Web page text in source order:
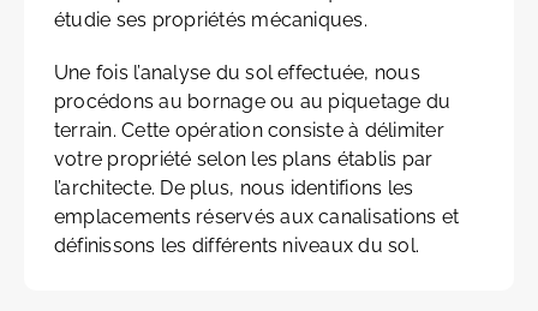
étudie ses propriétés mécaniques.
Une fois l’analyse du sol effectuée, nous
procédons au bornage ou au piquetage du
terrain. Cette opération consiste à délimiter
votre propriété selon les plans établis par
l’architecte. De plus, nous identifions les
emplacements réservés aux canalisations et
définissons les différents niveaux du sol.